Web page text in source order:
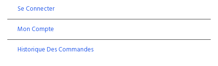
Se Connecter
Mon Compte
Historique Des Commandes